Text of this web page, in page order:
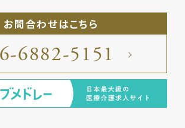
お問合わせはこちら
6882-5151